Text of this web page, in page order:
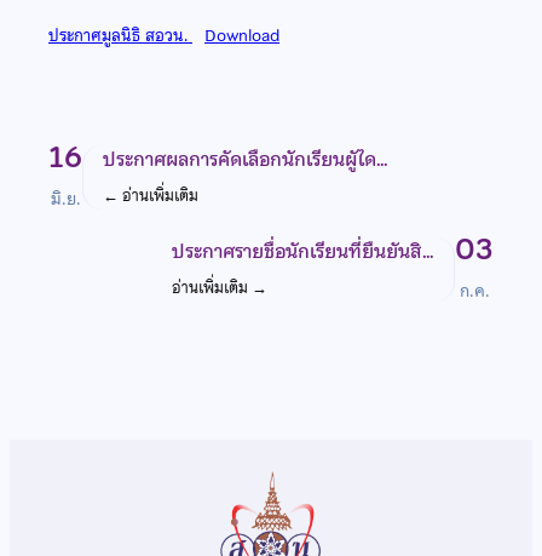
ประกาศมูลนิธิ สอวน. Download
16
มิ.ย.
ประกาศผลการคัดเลือกนักเรียนผูัได…
← อ่านเพิ่มเติม
03
ก.ค.
ประกาศรายชื่อนักเรียนที่ยืนยันสิ…
อ่านเพิ่มเติม →